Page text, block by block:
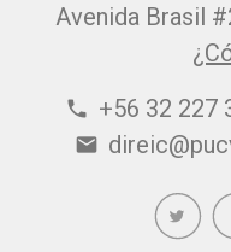
Avenida Brasil
phone +56 32 227
email